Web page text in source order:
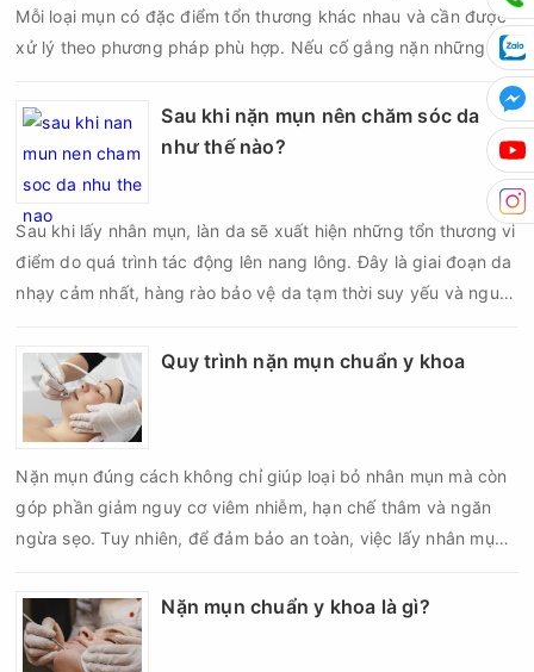
Mỗi loại mụn có đặc điểm tổn thương khác nhau và cần được
xử lý theo phương pháp phù hợp. Nếu cố gắng nặn những nốt
mụn không đúng chỉ định, bạn có thể khiến tình trạng viêm trở
nên nghiêm trọng hơn, làm tăng nguy cơ nhiễm trùng, để lại
thâm hoặc sẹo khó phục hồi.
Sau khi nặn mụn nên chăm sóc da
như thế nào?
Sau khi lấy nhân mụn, làn da sẽ xuất hiện những tổn thương vi
điểm do quá trình tác động lên nang lông. Đây là giai đoạn da
nhạy cảm nhất, hàng rào bảo vệ da tạm thời suy yếu và nguy
nếu chăm sóc không đúng cách. Chính vì vậy, việc chăm sóc
da sau nặn mụn không chỉ giúp vùng da hồi phục nhanh hơn
mà còn góp phần giảm nguy cơ tái phát mụn và hạn chế các
biến chứng về sau.
Quy trình nặn mụn chuẩn y khoa
Nặn mụn đúng cách không chỉ giúp loại bỏ nhân mụn mà còn
góp phần giảm nguy cơ viêm nhiễm, hạn chế thâm và ngăn
ngừa sẹo. Tuy nhiên, để đảm bảo an toàn, việc lấy nhân mụn
đủ các bước vô khuẩn và chăm sóc sau điều trị.
Nặn mụn chuẩn y khoa là gì?